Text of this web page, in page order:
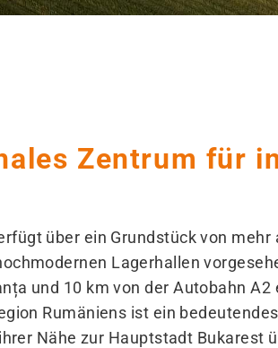
Zentrum für
über ein Grundstück von
Lagerhallen
und 10 km von der Autobahn A2
Rumäniens ist ein
Nähe zur Hauptstadt Bukarest